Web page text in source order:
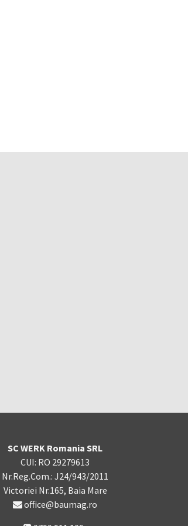
SC WERK Romania SRL
CUI: RO 29279613
Nr.Reg.Com.: J24/943/2011
Victoriei Nr.165, Baia Mare
office@baumag.ro